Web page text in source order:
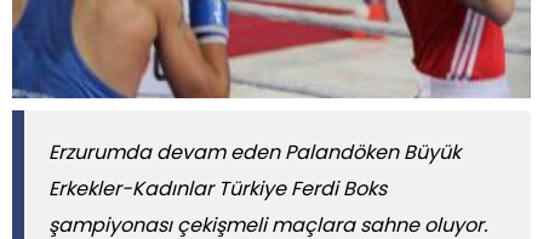
Erzurumda devam eden Palandöken Büyük
Erkekler-Kadınlar Türkiye Ferdi Boks
şampiyonası çekişmeli maçlara sahne oluyor.